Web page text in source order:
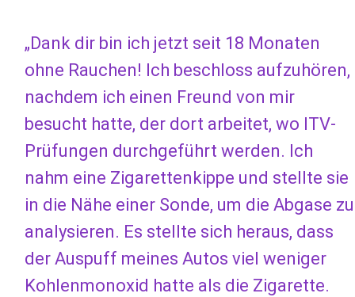
„Dank dir bin ich jetzt seit 18 Monaten
ohne Rauchen! Ich beschloss aufzuhören,
nachdem ich einen Freund von mir
besucht hatte, der dort arbeitet, wo ITV-
Prüfungen durchgeführt werden. Ich
nahm eine Zigarettenkippe und stellte sie
in die Nähe einer Sonde, um die Abgase zu
analysieren. Es stellte sich heraus, dass
der Auspuff meines Autos viel weniger
Kohlenmonoxid hatte als die Zigarette.